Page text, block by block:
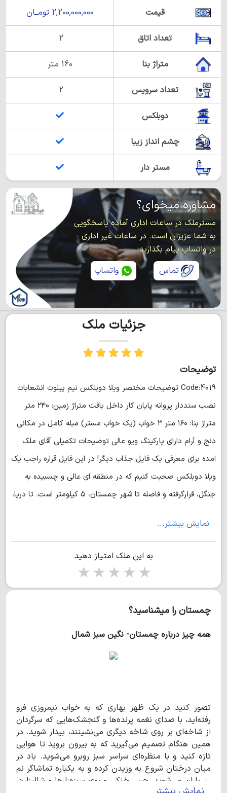
قیمت 2,200,000,000 تومــان
تعداد اتاق 2
متراژ بنا 160 متر
تعداد سرویس 2
دوبلکس
چشم انداز زیبا
مستر دار
مشاوره میخوای؟
مسترملک در ساعات اداری آماده پاسخگویی
به شما عزیزان است. در ساعات غیر اداری
در واتساپ پیام بگذارید.
تماس
واتساپ
جزئیات ملک
توضیحات
Code:4019 توضیحات مختصر ویلا دوبلکس نیم پیلوت انشعابات
نصب سنددار پروانه پایان کار داخل بافت متراژ زمین: ۲۴۰ متر
متراژ بنا: ۱۶۰ متر ۳ خواب (یک خواب مستر) مبله کامل در مکانی
دنج و آرام دارای پارکینگ ویو عالی توضیحات تکمیلی آقای ملک
امده برای معرفی یک فایل جذاب دیگر! در این فایل قراره راجب یک
ویلا دوبلکس صحبت کنیم که در منطقه ای عالی و چسبیده به
جنگل، قرار‌گرفته و فاصله تا شهر چمستان، ۵ کیلومتر است. تا دریا،
را به آسانی با دسترسی به مراکز خرید و... تامین کنید. دارای حیاط
است. در حیاط، باربیکیو و آبنما سنگی قرار دارد. نما، مدرن است و
پذیرایی بزرگ که دیوار‌های آن کاغذدیواری شده است و کف آن،
سرامیک شده و سقف، ترکیبی از کناف است و در آن از هالوژن‌ها و
نورمخفی‌های رنگی استفاده شده است. دارای ست بسیار شیک
شده است. ویلا دارای ۲ خواب است که یکی از خواب ها دارای
تراسی بزرگ، همراه با منظره‌ای فوق العاده جذاب می‌باشد. این اتاق
خواب دارای سرویس تخت خواب می‌باشد و دیوار‌های آنها،
کاغذدیواری شده است. اگر به دنبال ویلایی مبله هستید تا بتوانید
نقل مکانی آسان داشته باشید؛ آقای ملک این ویلا را به شما
نمایش بیشتر...
به این ملک امتیاز دهید
5 stars
4 stars
3 stars
2 stars
چمستان را میشناسید؟
همه چیز درباره چمستان- نگین سبز شمال
تصور کنید در یک ظهر بهاری که به خواب نیمروزی فرو
رفته‌اید، با صدای نغمه پرنده‌ها و گنجشک‌هایی که سرگردان
از شاخه‌ای بر روی شاخه دیگری می‌نشینند، بیدار شوید. در
همین هنگام تصمیم می‌گیرید که به بیرون بروید تا هوایی
تازه کنید و با منظره‌ای سراسر سبز روبرو می‌شوید. باد در
میان درختان شروع به وزیدن کرده و به یکباره تماشاگر نم
نم باران می‌شوید. حس خنکی و بوی سبزه‌زارها و شالیزارها